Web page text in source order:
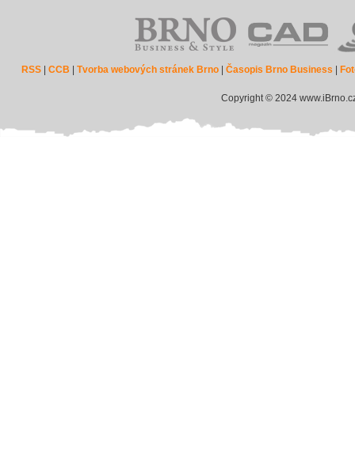
RSS |CCB |Tvorba webových stránek Brno |Časopis Brno Business
Copyright © 2024